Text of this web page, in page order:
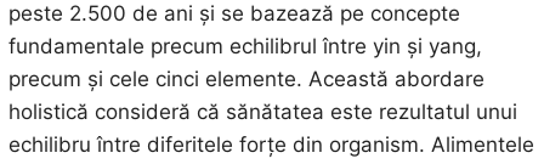
peste 2.500 de ani și se bazează pe concepte
fundamentale precum echilibrul între yin și yang,
precum și cele cinci elemente. Această abordare
holistică consideră că sănătatea este rezultatul unui
echilibru între diferitele forțe din organism. Alimentele